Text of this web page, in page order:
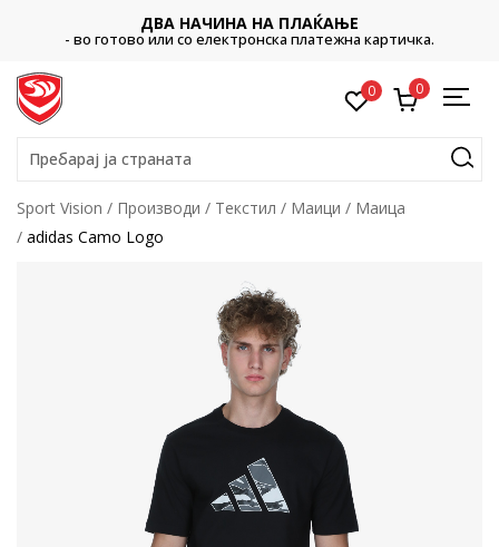
ДВА НАЧИНА НА ПЛАЌАЊЕ
- во готово или со електронска платежна картичка.
0 0
Пребарај ја страната
Sport Vision Производи Текстил Маици
Маица
adidas Camo Logo